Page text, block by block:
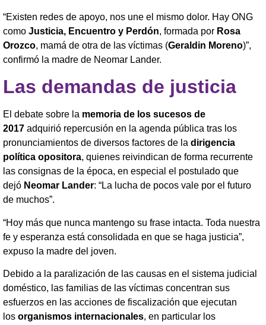
“Existen redes de apoyo, nos une el mismo dolor. Hay ONG
como Justicia, Encuentro y Perdón, formada por Rosa
Orozco, mamá de otra de las víctimas (Geraldin Moreno)”,
confirmó la madre de Neomar Lander.
Las demandas de justicia
El debate sobre la memoria de los sucesos de
2017 adquirió repercusión en la agenda pública tras los
pronunciamientos de diversos factores de la dirigencia
política opositora, quienes reivindican de forma recurrente
las consignas de la época, en especial el postulado que
dejó Neomar Lander: “La lucha de pocos vale por el futuro
de muchos”.
“Hoy más que nunca mantengo su frase intacta. Toda nuestra
fe y esperanza está consolidada en que se haga justicia”,
expuso la madre del joven.
Debido a la paralización de las causas en el sistema judicial
doméstico, las familias de las víctimas concentran sus
esfuerzos en las acciones de fiscalización que ejecutan
los organismos internacionales, en particular los